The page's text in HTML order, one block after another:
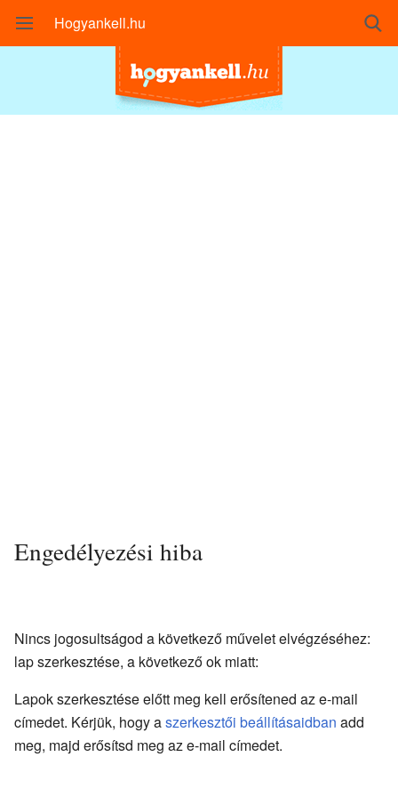
Hogyankell.hu
Engedélyezési hiba
Nincs jogosultságod a következő művelet elvégzéséhez:
lap szerkesztése, a következő ok miatt:
Lapok szerkesztése előtt meg kell erősítened az e-mail
címedet. Kérjük, hogy aszerkesztői beállításaidban add
meg, majd erősítsd meg az e-mail címedet.